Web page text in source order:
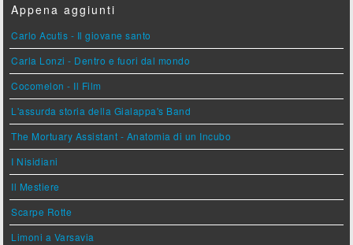
Appena aggiunti
Carlo Acutis - Il giovane santo
Carla Lonzi - Dentro e fuori dal mondo
Cocomelon - Il Film
L'assurda storia della Gialappa's Band
The Mortuary Assistant - Anatomia di un Incubo
I Nisidiani
Il Mestiere
Scarpe Rotte
Limoni a Varsavia